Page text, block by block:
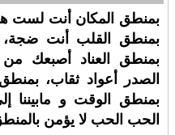
بمنطق المكان أنت لست
بمنطق القلب أنت ضجة،
بمنطق العناد أصبعك
الصدر أعواد ثقاب،
بمنطق الوقت و
الحب الحب لا يؤمن